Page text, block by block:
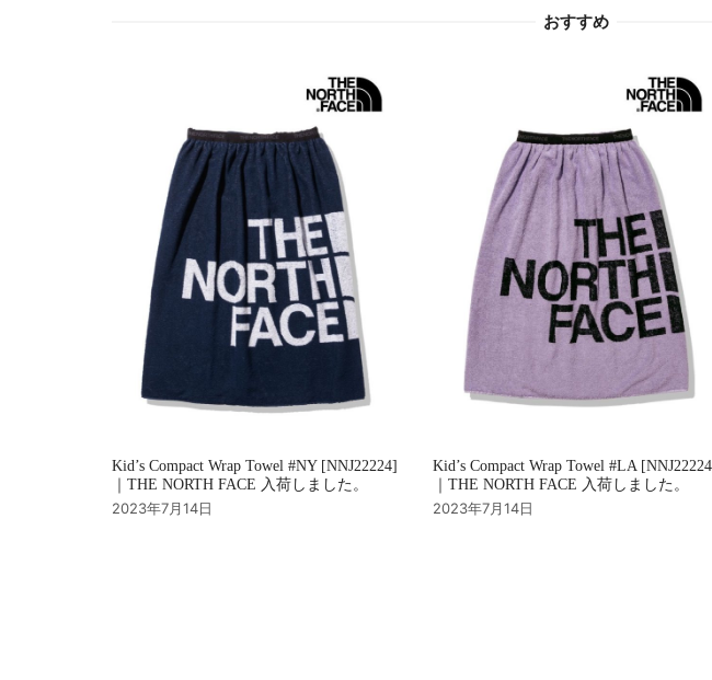
おすすめ
Kid’s Compact Wrap Towel #NY [NNJ22224]
｜THE NORTH FACE 入荷しました。
2023年7月14日
Kid’s Compact Wrap Towel #LA
｜THE NORTH FACE 入荷しました。
2023年7月14日